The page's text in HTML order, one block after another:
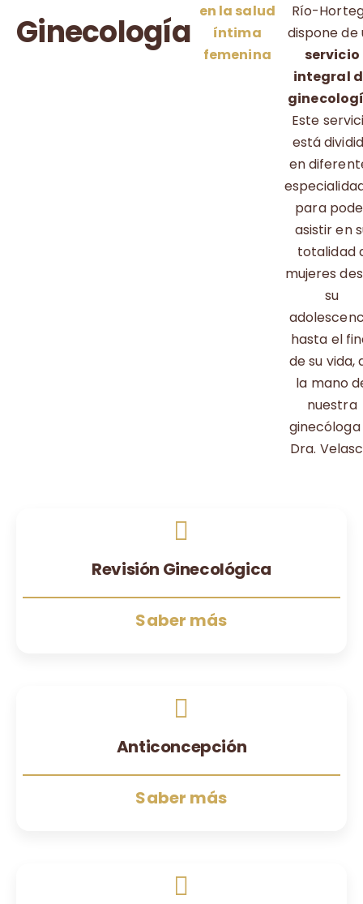
Ginecología
en la salud
íntima
femenina
Río-
dispone de
servicio
integral
Este
está
en
para
asistir en
totalidad
mujeres
su
hasta el
de su vida,
la mano
nuestra
Dra.
Revisión Ginecológica
Saber más
Anticoncepción
Saber más